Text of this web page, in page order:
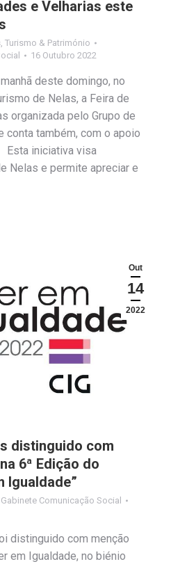
e Velharias este
, Turismo & Património
16 Outubro 2022
deste domingo, no
de Nelas, a Feira de
organizada pelo Grupo de
conta também, com o apoio
Esta iniciativa visa
Nelas e permite apreciar e
Out
14
2022
distinguido com
6ª Edição do
Igualdade”
Gabinete Comunicação Social
distinguido com menção
em Igualdade, no biénio